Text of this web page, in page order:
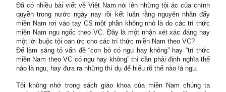
Đã có nhiều bài viết về Việt Nam nói lên những tội ác của chính
quyền trong nước ngày nay rồi kết luận rằng nguyên nhân đẩy
miền Nam rơi vào tay CS một phần không nhỏ là do các trí thức
miền Nam ngu ngốc theo VC. Đây là một nhận xét xác đáng hay
một lời buộc tội oan ức cho các trí thức miền Nam theo VC?
Để làm sáng tỏ vấn đề “con bò có ngu hay không” hay “trí thức
miền Nam theo VC có ngu hay không” thì cần phải định nghĩa thế
nào là ngu, hay đưa ra những thí dụ để hiểu rõ thế nào là ngu.
Tôi không nhớ trong sách giáo khoa của miền Nam chúng ta